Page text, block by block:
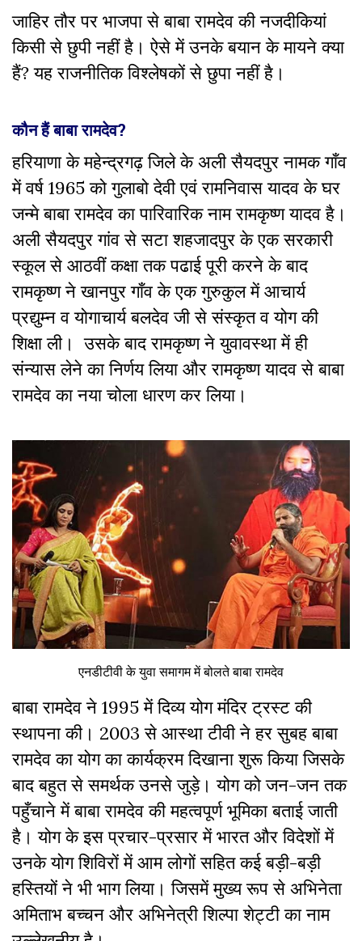
जाहिर तौर पर भाजपा से बाबा रामदेव की नजदीकियां
किसी से छुपी नहीं है। ऐसे में उनके बयान के मायने क्या
हैं? यह राजनीतिक विश्लेषकों से छुपा नहीं है।
कौन हैं बाबा रामदेव?
हरियाणा के महेन्द्रगढ़ जिले के अली सैयदपुर नामक गाँव
में वर्ष 1965 को गुलाबो देवी एवं रामनिवास यादव के घर
जन्मे बाबा रामदेव का पारिवारिक नाम रामकृष्ण यादव है।
अली सैयदपुर गांव से सटा शहजादपुर के एक सरकारी
स्कूल से आठवीं कक्षा तक पढाई पूरी करने के बाद
रामकृष्ण ने खानपुर गाँव के एक गुरुकुल में आचार्य
प्रद्युम्न व योगाचार्य बलदेव जी से संस्कृत व योग की
शिक्षा ली। उसके बाद रामकृष्ण ने युवावस्था में ही
संन्यास लेने का निर्णय लिया और रामकृष्ण यादव से बाबा
रामदेव का नया चोला धारण कर लिया।
एनडीटीवी के युवा समागम में बोलते बाबा रामदेव
बाबा रामदेव ने 1995 में दिव्य योग मंदिर ट्रस्ट की
स्थापना की। 2003 से आस्था टीवी ने हर सुबह बाबा
रामदेव का योग का कार्यक्रम दिखाना शुरू किया जिसके
बाद बहुत से समर्थक उनसे जुड़े। योग को जन-जन तक
पहुँचाने में बाबा रामदेव की महत्वपूर्ण भूमिका बताई जाती
है। योग के इस प्रचार-प्रसार में भारत और विदेशों में
उनके योग शिविरों में आम लोगों सहित कई बड़ी-बड़ी
हस्तियों ने भी भाग लिया। जिसमें मुख्य रूप से अभिनेता
अमिताभ बच्चन और अभिनेत्री शिल्पा शेट्टी का नाम